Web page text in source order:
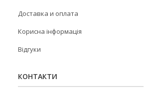
Доставка и оплата
Корисна інформація
Відгуки
КОНТАКТИ